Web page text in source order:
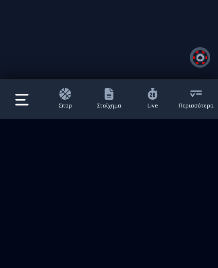
Σπορ Στοίχημα Live Περισσότερα